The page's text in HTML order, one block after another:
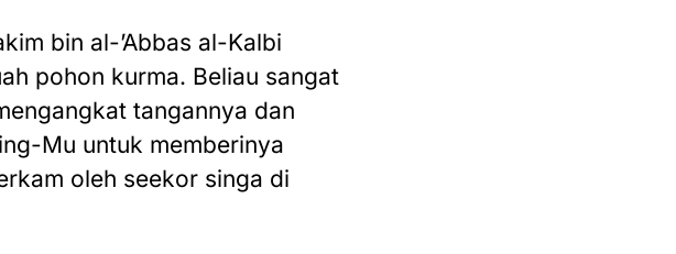
bin al-’Abbas al-Kalbi
pohon kurma. Beliau sangat
tangannya dan
Mu untuk memberinya
oleh seekor singa di